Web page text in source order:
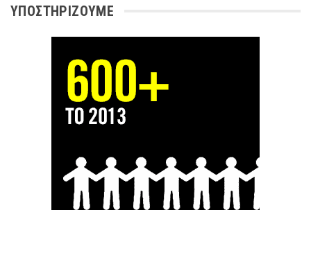
ΥΠΟΣΤΗΡΊΖΟΥΜΕ